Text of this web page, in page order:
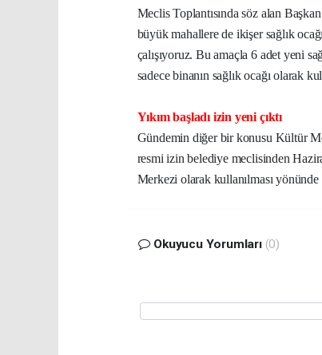
Meclis Toplantısında söz alan
büyük mahallere de ikişer sağlık
çalışıyoruz. Bu amaçla 6 adet yeni
sadece binanın sağlık ocağı olarak
Yıkım başladı izin yeni çıktı
Gündemin diğer bir konusu Kültür
resmi izin belediye meclisinden
Merkezi olarak kullanılması
Okuyucu Yorumları (0)